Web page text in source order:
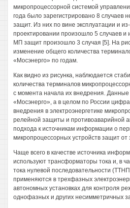
микропроцессорной системой
года было зарегистрировано 8 случаев
защит. Из них по вине эксплуатации и
проектировании произошло 5 случаев и
МП защит произошло 3 случая [5]. На
изменение общего количества
«Мосэнерго» по годам.
Как видно из рисунка, наблюдается
количества терминалов
с момента начала их внедрения.
«Мосэнерго», а в целом по России
внедрения в электроэнергетике
релейной защиты и противоаварийной
подхода к источникам информации о
микропроцессорных устройств защит
Чаще всего в качестве источника
используют трансформаторы тока и, в
тока нулевой последовательности
применяются в трехфазных
автономных установках для контроля
однофазных и других несимметричных